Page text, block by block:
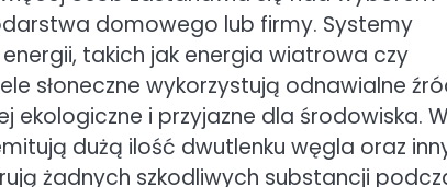
domowego lub firmy. Systemy
takich jak energia wiatrowa czy
słoneczne wykorzystują odnawialne
ekologiczne i przyjazne dla środowiska. W
dużą ilość dwutlenku węgla oraz
żadnych szkodliwych substancji